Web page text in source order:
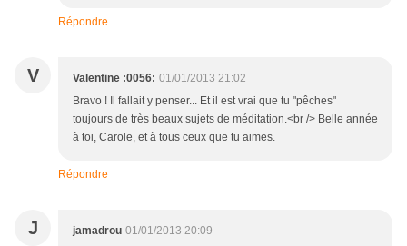
Répondre
V Valentine :0056: 01/01/2013 21:02
Bravo ! Il fallait y penser... Et il est vrai que tu "pêches"
toujours de très beaux sujets de méditation.<br /> Belle année
à toi, Carole, et à tous ceux que tu aimes.
Répondre
J jamadrou 01/01/2013 20:09